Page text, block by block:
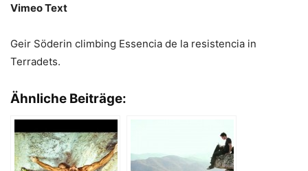
Vimeo Text
Geir Söderin climbing Essencia de la resistencia in
Terradets.
Ähnliche Beiträge: